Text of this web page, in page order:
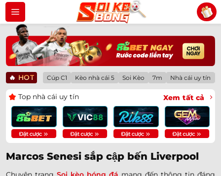
Bỏ
qua
dung
🔥 HOT Cúp C1 Kèo nhà cái 5 Soi Kèo 7m Nhà cái uy tín
Top nhà cái uy tín Xem tất cả
Marcos Senesi sắp cập bến Liverpool